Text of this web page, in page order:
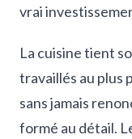
vrai
La cuisine tient
travaillés au plus
sans jamais
formé au détail.